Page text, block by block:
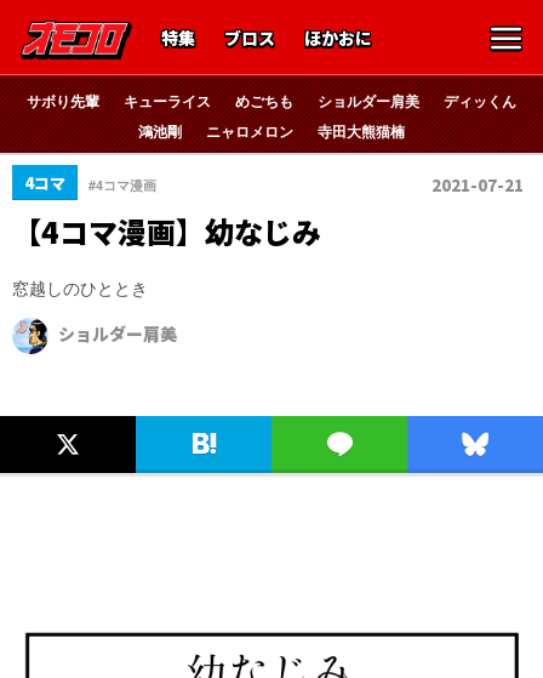
特集 ブロス ほかおに
サボり先輩 キューライス めごちも ショルダー肩美
ディッくん
鴻池剛
ニャロメロン 寺田大熊猫楠
4コマ #4コマ漫画 2021-07-21
【4コマ漫画】幼なじみ
窓越しのひととき
ショルダー肩美